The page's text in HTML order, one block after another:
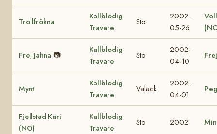
Trollfrökna
Kallblodig
Travare
Sto
2002-
05-26
Frej Jahna 📷
Kallblodig
Travare
Sto
2002-
04-10
Mynt
Kallblodig
Travare
Valack
2002-
04-01
Fjellstad Kari
(NO)
Kallblodig
Travare
Sto 2002